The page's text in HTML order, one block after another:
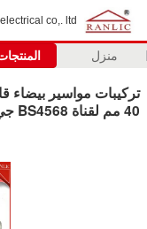
co,. ltd.
منزل
40 مم لقناة BS4568 جي